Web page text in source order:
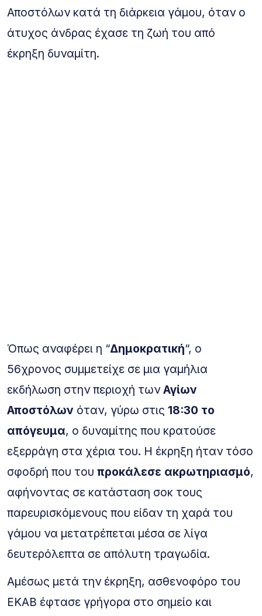
Αποστόλων κατά τη διάρκεια γάμου, όταν ο
άτυχος άνδρας έχασε τη ζωή του από
έκρηξη δυναμίτη.
Όπως αναφέρει η “Δημοκρατική“, ο
56χρονος συμμετείχε σε μια γαμήλια
εκδήλωση στην περιοχή των Αγίων
Αποστόλων όταν, γύρω στις 18:30 το
απόγευμα, ο δυναμίτης που κρατούσε
εξερράγη στα χέρια του. Η έκρηξη ήταν τόσο
σφοδρή που του προκάλεσε ακρωτηριασμό,
αφήνοντας σε κατάσταση σοκ τους
παρευρισκόμενους που είδαν τη χαρά του
γάμου να μετατρέπεται μέσα σε λίγα
δευτερόλεπτα σε απόλυτη τραγωδία.
Αμέσως μετά την έκρηξη, ασθενοφόρο του
ΕΚΑΒ έφτασε γρήγορα στο σημείο και